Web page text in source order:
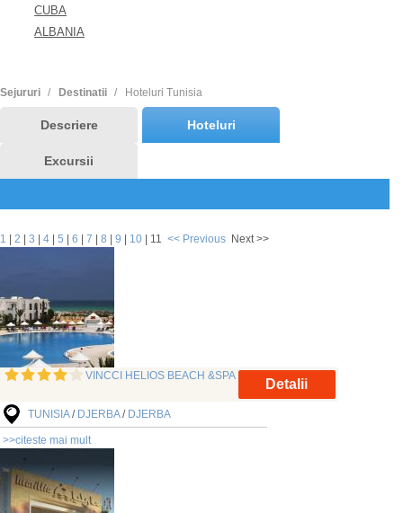
CUBA
ALBANIA
Sejururi Destinatii Hoteluri Tunisia
Descriere Hoteluri
Excursii
1 2 3 4 5 6 7 8 9 10 11 << Previous Next >>
VINCCI HELIOS BEACH &SPA
Detalii
TUNISIA/ DJERBA/ DJERBA
>>citeste mai mult